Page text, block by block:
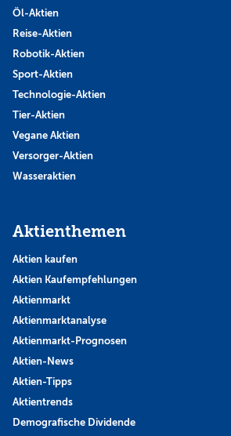
Öl-Aktien
Reise-Aktien
Robotik-Aktien
Sport-Aktien
Technologie-Aktien
Tier-Aktien
Vegane Aktien
Versorger-Aktien
Wasseraktien
Aktienthemen
Aktien kaufen
Aktien Kaufempfehlungen
Aktienmarkt
Aktienmarktanalyse
Aktienmarkt-Prognosen
Aktien-News
Aktien-Tipps
Aktientrends
Demografische Dividende